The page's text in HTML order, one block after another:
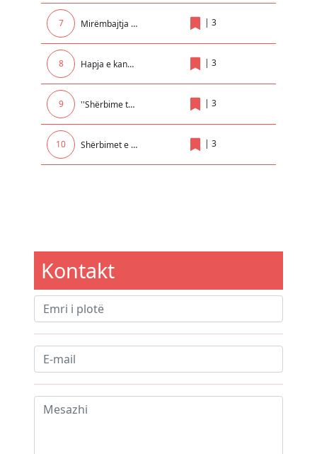
7 Mirëmbajtja dhe servisimi i sistemit te ngrohjes qendrore për GJ.TH. Mitrovicë me degët e saj në Rexhionin e Mitrovices ! | 3
8 Hapja e kanaleve per kullimin e tokave bujqesore ne fshatrat Komogllave, Pojate dhe Surqine | 3
9 ''Shërbime të ndryshme për seminare kongrese trajnime dhe udhëtime brenda dhe jashtë vendit për nevojat e UP-së '' | 3
10 Shërbimet e transportit të automjeteve, pajisjeve, mallrave dhe makinerisë së sekuestruar dhe të Konfiskua | 3
Kontakt